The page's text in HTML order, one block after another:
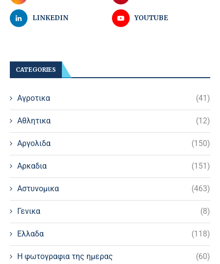
LINKEDIN YOUTUBE
CATEGORIES
Αγροτικα (41)
Αθλητικα (12)
Αργολιδα (150)
Αρκαδια (151)
Αστυνομικα (463)
Γενικα (8)
Ελλαδα (118)
Η φωτογραφια της ημερας (60)